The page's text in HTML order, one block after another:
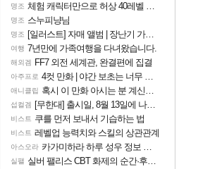
명조 체험 캐릭터만으로 허상 40레벨 하이와티아 5분 컷!｜에이메스·린네·모니에 명함
명조 스누피냥님
명조 [일러스트] 자매 앨범 | 장난기 가득한 오후의 공원 (리메이크판)
여행 7년만에 가족여행을 다녀왔습니다.
해외겜 FF7 외전 세계관, 완결편에 집결
아주프로 4컷 만화 | 야간 보초는 너무 힘들어
애니클립 혹시 이 만화 아시는 분 계신가요
섭컬겜 [무한대] 출시일, 8월 13일에 나오나
비스트 쿠를 먼저 보내서 기습하는 법
비스트 레벨업 능력치와 스킬의 상관관계
아스오라 카가미하라 하루 성우 정보 및 주요 필모
실팰 실버 팰리스 CBT 화제의 순간·후기 모음